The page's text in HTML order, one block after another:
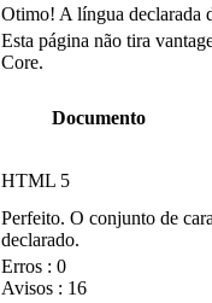
Otimo! A língua declarada
Esta página não tira
Core.
Documento
HTML 5
Perfeito. O conjunto de
declarado.
Erros : 0
Avisos : 16